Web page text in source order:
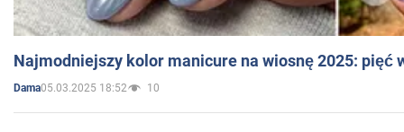
Najmodniejszy kolor manicure na wiosnę 2025: pięć
Dama05.03.2025 18:52 10